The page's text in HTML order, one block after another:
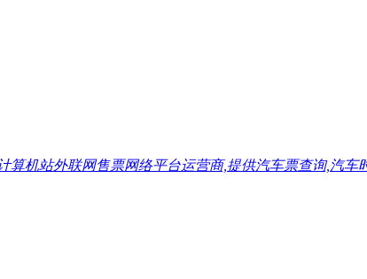
机站外联网售票网络平台运营商,提供汽车票查询,汽车